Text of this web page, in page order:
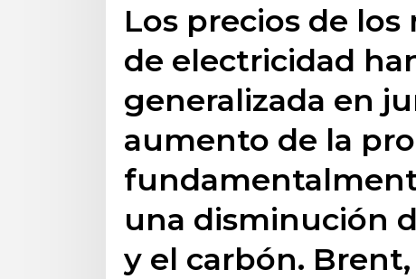
Los precios de
de electricidad
generalizada en
aumento de la
una disminución
y el carbón.